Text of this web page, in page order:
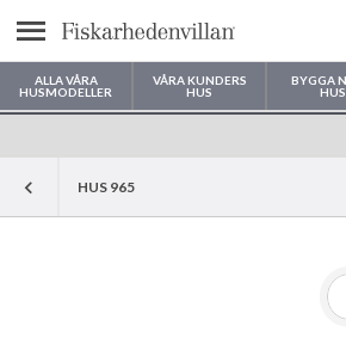
Meny
ALLA VÅRA
HUSMODELLER
VÅRA KUNDERS
HUS
BYGGA
HUS
Var vill du bygga
HUS 965